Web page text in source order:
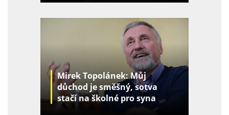
Mirek Topolánek: Můj
důchod je směšný, sotva
stačí na školné pro syna